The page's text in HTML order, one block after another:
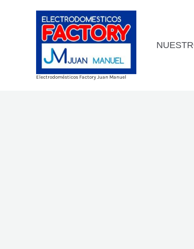
Electrodomésticos Factory Juan Manuel